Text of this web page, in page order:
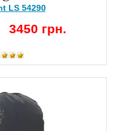
LS 54290
3450 грн.